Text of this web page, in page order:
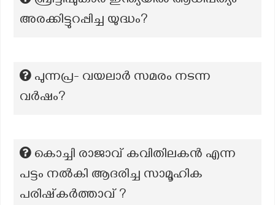
അരക്കിട്ടുറപ്പിച്ച യുദ്ധം?
പുന്നപ്ര- വയലാർ സമരം നടന്ന
വർഷം?
കൊച്ചി രാജാവ് കവിതിലകൻ എന്ന
പട്ടം നൽകി ആദരിച്ച സാമൂഹിക
പരിഷ്‌കർത്താവ് ?